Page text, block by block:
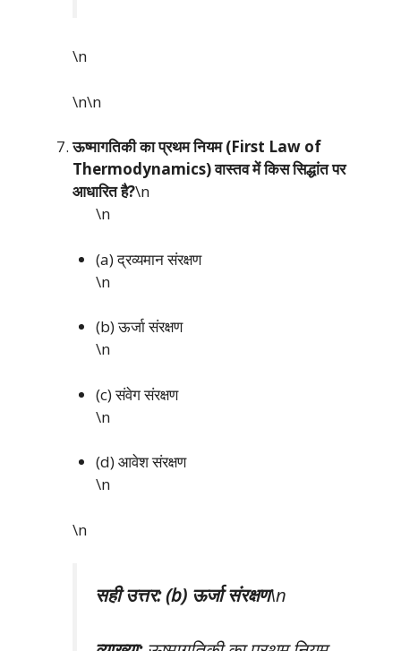
\n
\n\n
ऊष्मागतिकी का प्रथम नियम (First Law of
Thermodynamics) वास्तव में किस सिद्धांत पर
आधारित है?\n
\n
(a) द्रव्यमान संरक्षण
\n
(b) ऊर्जा संरक्षण
\n
(c) संवेग संरक्षण
\n
(d) आवेश संरक्षण
\n
\n
सही उत्तर: (b) ऊर्जा संरक्षण\n